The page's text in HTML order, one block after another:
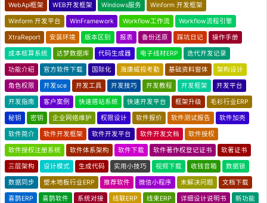
WebApi框架 WEB开发框架 Windows服务 Winform 开发框架
Winform 开发平台 WinFramework Workflow工作流 Workflow流程引擎
XtraReport 安装环境 版本区别 报表 备份还原 踩坑日记 操作手册
成本核算系统 达梦数据库 代码生成器 电子线材ERP 迭代开发记录
功能介绍 官方软件下载 国际化 海康威视考勤 基础资料窗体 架构设计
角色权限 开发sce 开发工具 开发技巧 开发教程 开发框架 开发平台
开发指南 客户案例 快速搭站系统 快速开发平台 框架升级 毛衫行业ERP
秘钥 密钥 企业网络维护 权限设计 软件报价 软件测试报告 软件加壳
软件简介 软件开发框架 软件开发平台 软件开发文档 软件授权
软件授权注册系统 软件体系架构 软件下载 软件著作权登记证书 软著证书
三层架构 设计模式 生成代码 实用小技巧 视频下载 收钱音箱 数据锁
数据同步 塑木地板行业ERP 推荐软件 微信小程序 未解决问题 文档下载
喜鹊ERP 喜鹊软件 系统对接 线联ERP 线束ERP 详细设计说明书 新功能